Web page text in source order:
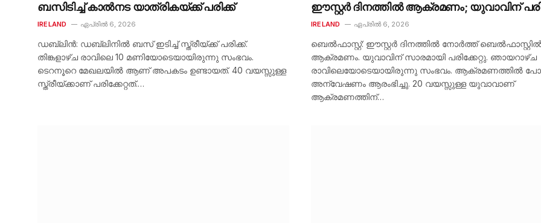
ബസിടിച്ച് കാൽനട യാത്രികയ്ക്ക് പരിക്ക്
IRELAND ഏപ്രിൽ 6, 2026
ഡബ്ലിൻ: ഡബ്ലിനിൽ ബസ് ഇടിച്ച് സ്ത്രീയ്ക്ക് പരിക്ക്.
തിങ്കളാഴ്ച രാവിലെ 10 മണിയോടെയായിരുന്നു സംഭവം.
ടെറനൂറെ മേഖലയിൽ ആണ് അപകടം ഉണ്ടായത്. 40 വയസ്സുള്ള
സ്ത്രീയ്ക്കാണ് പരിക്കേറ്റത്.…
ഈസ്റ്റർ ദിനത്തിൽ ആക്രമണം; യുവാവിന്
IRELAND ഏപ്രിൽ 6, 2026
ബെൽഫാസ്റ്റ്: ഈസ്റ്റർ ദിനത്തിൽ നോർത്ത്
ആക്രമണം. യുവാവിന് സാരമായി പരിക്കേറ്റു. ഞായറാഴ്ച
രാവിലെയോടെയായിരുന്നു സംഭവം. ആക്രമണത്തിൽ
അന്വേഷണം ആരംഭിച്ചു. 20 വയസ്സുള്ള യുവാവാണ്
ആക്രമണത്തിന്…